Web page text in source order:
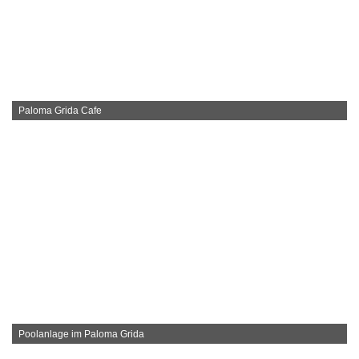
Paloma Grida Cafe
Poolanlage im Paloma Grida